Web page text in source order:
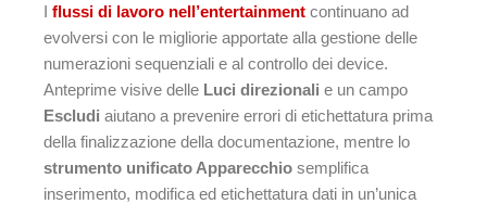
I flussi di lavoro nell’entertainment continuano ad
evolversi con le migliorie apportate alla gestione delle
numerazioni sequenziali e al controllo dei device.
Anteprime visive delle Luci direzionali e un campo
Escludi aiutano a prevenire errori di etichettatura prima
della finalizzazione della documentazione, mentre lo
strumento unificato Apparecchio semplifica
inserimento, modifica ed etichettatura dati in un’unica